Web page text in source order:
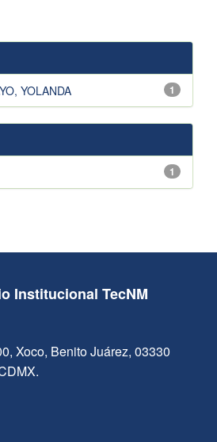
1
YOLANDA
1
Institucional TecNM
Xoco, Benito Juárez, 03330